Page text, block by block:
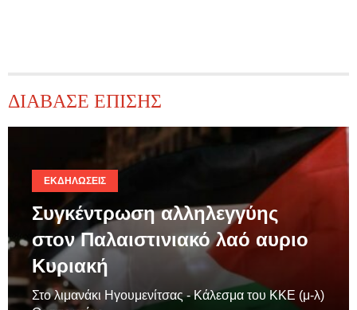
ΔΙΑΒΑΣΕ ΕΠΙΣΗΣ
ΕΚΔΗΛΏΣΕΙΣ
Συγκέντρωση αλληλεγγύης
στον Παλαιστινιακό λαό αυριο
Κυριακή
Στο λιμανάκι Ηγουμενίτσας - Κάλεσμα του ΚΚΕ (μ-λ)